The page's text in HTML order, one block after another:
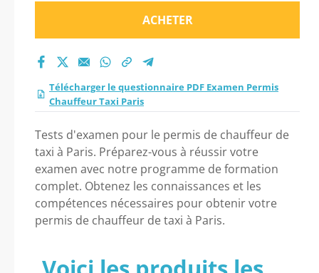
ACHETER
Télécharger le questionnaire PDF Examen Permis
Chauffeur Taxi Paris
Tests d'examen pour le permis de chauffeur de
taxi à Paris. Préparez-vous à réussir votre
examen avec notre programme de formation
complet. Obtenez les connaissances et les
compétences nécessaires pour obtenir votre
permis de chauffeur de taxi à Paris.